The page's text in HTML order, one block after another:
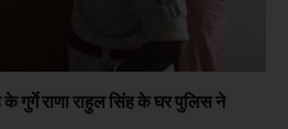
के गुर्गे राणा राहुल सिंह के घर पुलिस ने